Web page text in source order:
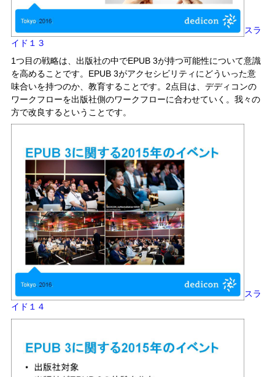
スラ
イド１３
1つ目の戦略は、出版社の中でEPUB 3が持つ可能性について意識
を高めることです。EPUB 3がアクセシビリティにどういった意
味合いを持つのか、教育することです。2点目は、デディコンの
ワークフローを出版社側のワークフローに合わせていく。我々の
方で改良するということです。
スラ
イド１４